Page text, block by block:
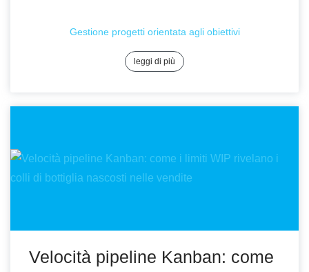
leggi di più
Gestione progetti orientata agli obiettivi
Velocità pipeline Kanban: come